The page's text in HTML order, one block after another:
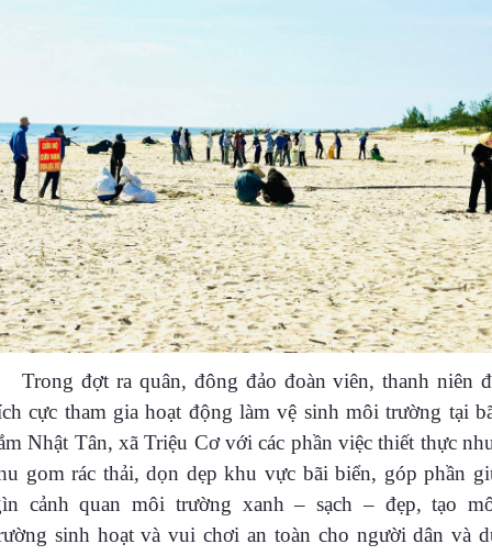
Trong đợt ra quân, đông đảo đoàn viên, thanh niên
cực tham gia hoạt động làm vệ sinh môi trường tại
Nhật Tân, xã Triệu Cơ với các phần việc thiết thực
gom rác thải, dọn dẹp khu vực bãi biển, góp phần
cảnh quan môi trường xanh – sạch – đẹp, tạo
sinh hoạt và vui chơi an toàn cho người dân và